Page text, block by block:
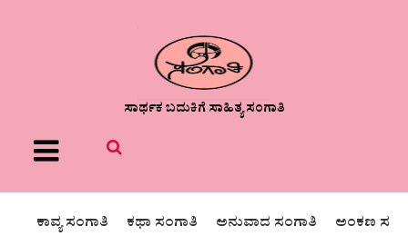
ಸಾರ್ಥಕ ಬದುಕಿಗೆ ಸಾಹಿತ್ಯ ಸಂಗಾತಿ
Menu
ಕಾವ್ಯ ಸಂಗಾತಿ ಕಥಾ ಸಂಗಾತಿ ಅನುವಾದ ಸಂಗಾತಿ ಅಂಕಣ